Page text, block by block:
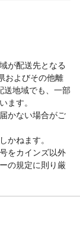
が配送先となる
およびその他離
送地域でも、一部
ます。
かない場合がご
かねます。
をカインズ以外
の規定に則り厳